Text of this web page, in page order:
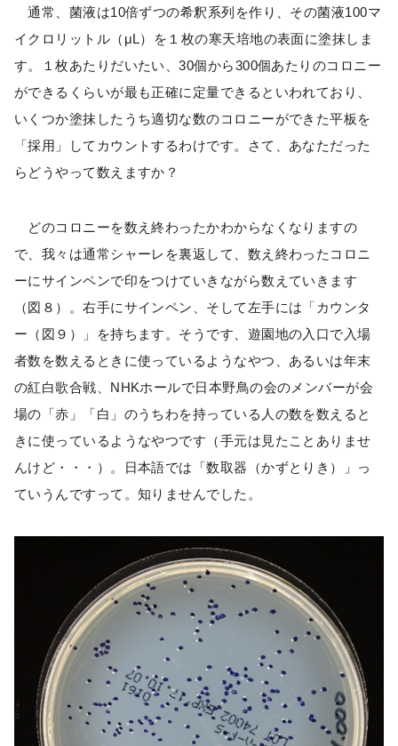
通常、菌液は10倍ずつの希釈系列を作り、その菌液100マ
イクロリットル（μL）を１枚の寒天培地の表面に塗抹しま
す。１枚あたりだいたい、30個から300個あたりのコロニー
ができるくらいが最も正確に定量できるといわれており、
いくつか塗抹したうち適切な数のコロニーができた平板を
「採用」してカウントするわけです。さて、あなただった
らどうやって数えますか？
どのコロニーを数え終わったかわからなくなりますの
で、我々は通常シャーレを裏返して、数え終わったコロニ
ーにサインペンで印をつけていきながら数えていきます
（図８）。右手にサインペン、そして左手には「カウンタ
ー（図９）」を持ちます。そうです、遊園地の入口で入場
者数を数えるときに使っているようなやつ、あるいは年末
の紅白歌合戦、NHKホールで日本野鳥の会のメンバーが会
場の「赤」「白」のうちわを持っている人の数を数えると
きに使っているようなやつです（手元は見たことありませ
んけど・・・）。日本語では「数取器（かずとりき）」っ
ていうんですって。知りませんでした。